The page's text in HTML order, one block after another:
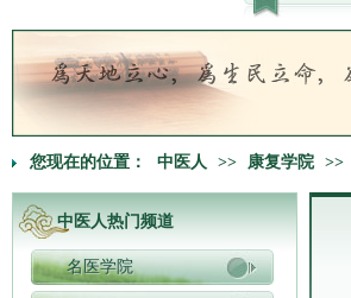
您现在的位置： 中医人 >> 康复学院 >>
中医人热门频道
名医学院